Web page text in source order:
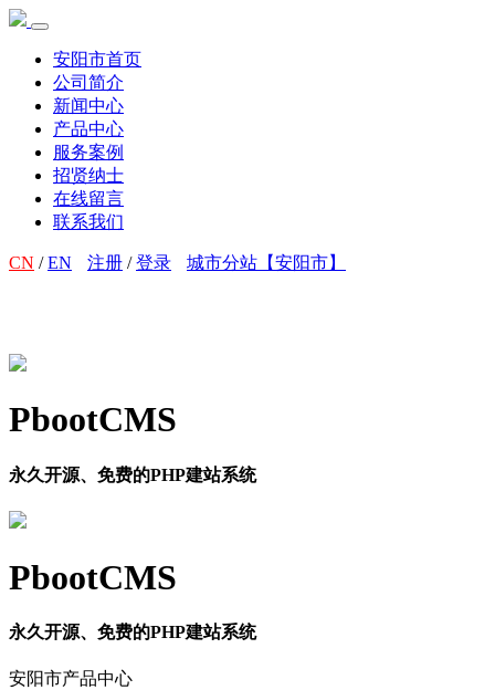
安阳市首页
公司简介
新闻中心
产品中心
服务案例
招贤纳士
在线留言
联系我们
CN /EN 注册 /登录 城市分站【安阳市】
PbootCMS
永久开源、免费的PHP建站系统
PbootCMS
永久开源、免费的PHP建站系统
安阳市产品中心